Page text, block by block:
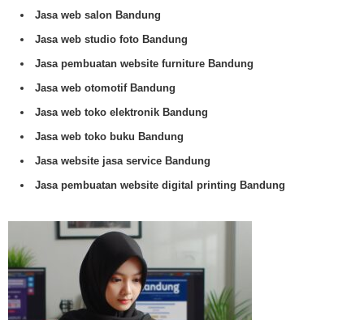
Jasa web salon Bandung
Jasa web studio foto Bandung
Jasa pembuatan website furniture Bandung
Jasa web otomotif Bandung
Jasa web toko elektronik Bandung
Jasa web toko buku Bandung
Jasa website jasa service Bandung
Jasa pembuatan website digital printing Bandung